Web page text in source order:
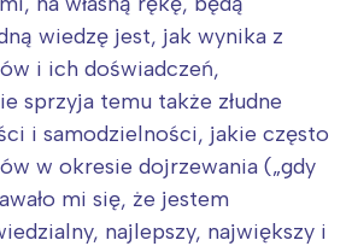
wiedzę jest, jak wynika z
i ich doświadczeń,
sprzyja temu także złudne
i samodzielności, jakie często
w okresie dojrzewania („gdy
mi się, że jestem
najlepszy, największy i
mnie wydarzenia z
regionu:
Kraków
Południe
Północ